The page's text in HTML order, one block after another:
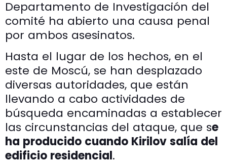
Departamento de Investigación del
comité ha abierto una causa penal
por ambos asesinatos.
Hasta el lugar de los hechos, en el
este de Moscú, se han desplazado
diversas autoridades, que están
llevando a cabo actividades de
búsqueda encaminadas a establecer
las circunstancias del ataque, que se
ha producido cuando Kirilov salía del
edificio residencial.